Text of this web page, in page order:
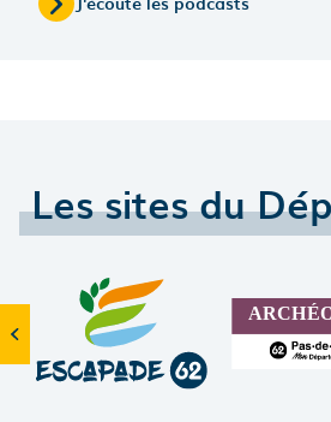
Les sites du
Element précédent